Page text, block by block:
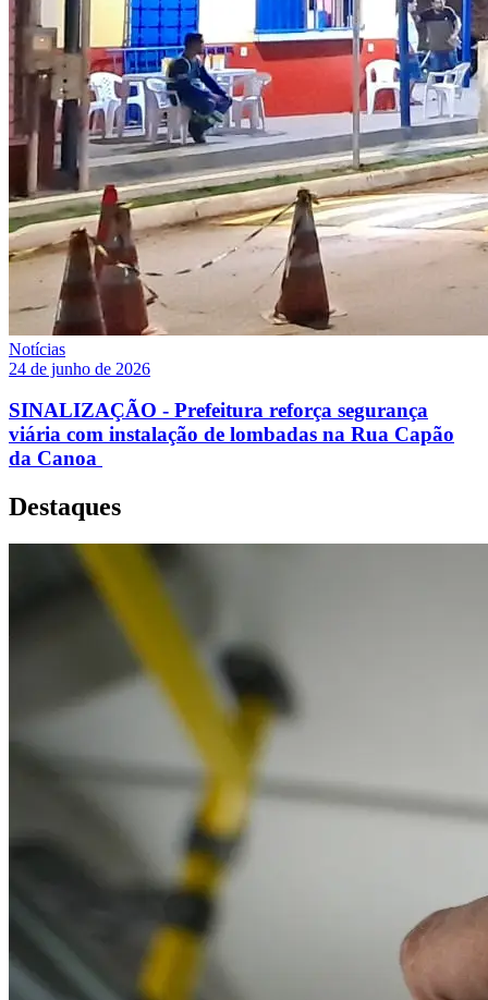
Notícias
24 de junho de 2026
SINALIZAÇÃO - Prefeitura reforça segurança
viária com instalação de lombadas na Rua Capão
da Canoa
Destaques